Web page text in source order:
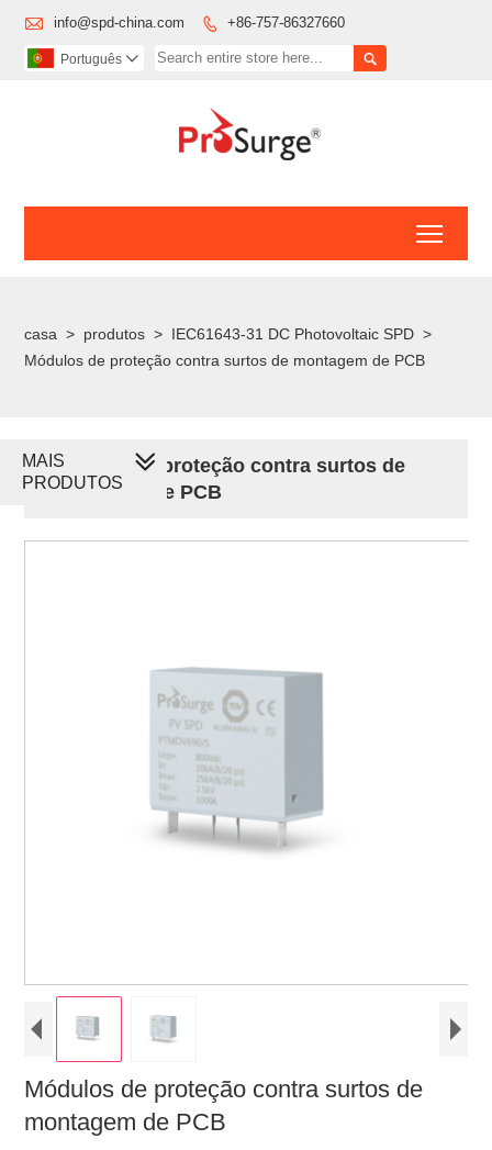
 info@spd-china.com  +86-757-86327660

Português 
casa > produtos > IEC61643-31 DC Photovoltaic SPD >
Módulos de proteção contra surtos de montagem de PCB
Módulos de proteção contra surtos de
montagem de PCB
Módulos de proteção contra surtos de
montagem de PCB
MAIS
PRODUTOS